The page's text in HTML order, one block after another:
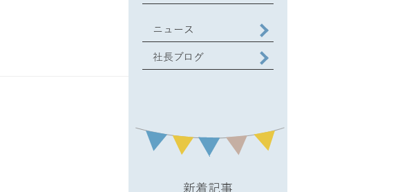
ニュース
社長ブログ
新着記事